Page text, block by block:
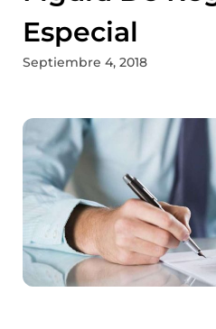
Especial
Septiembre 4, 2018